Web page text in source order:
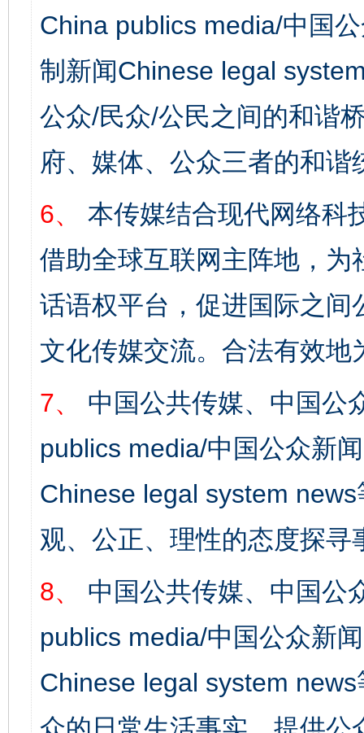
China publics media/中国
制新闻Chinese legal
公众/民众/公民之间的和谐
府、媒体、公众三者的和谐
6、
本传媒结合现代网络科
借助全球互联网主阵地，
话语权平台，促进国际之
文化传媒交流。合法有效地
7、
中国公共传媒、中国公
publics media/中国公众新
Chinese legal system
观、公正、理性的态度探寻
8、
中国公共传媒、中国公
publics media/中国公众新
Chinese legal system